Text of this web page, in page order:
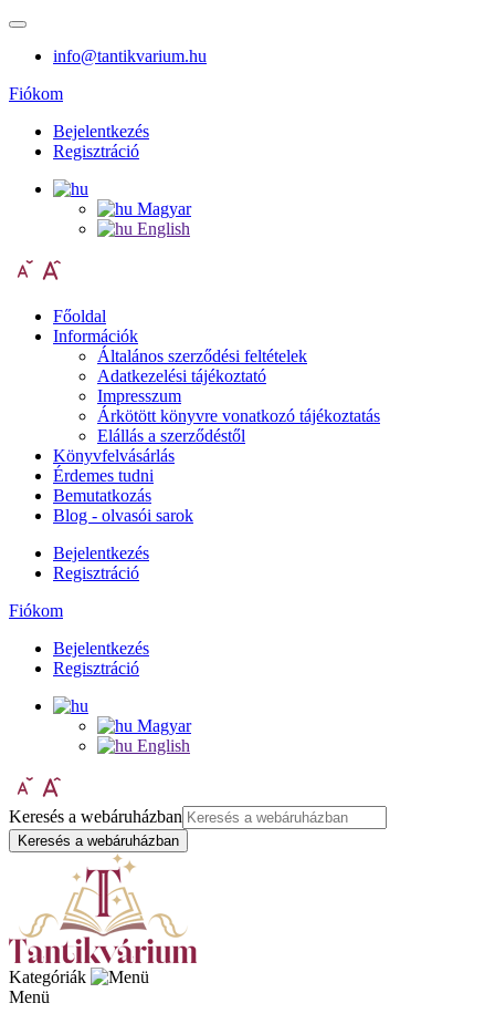
info@tantikvarium.hu
Fiókom
Bejelentkezés
Regisztráció
Magyar
English
Főoldal
Információk
Általános szerződési feltételek
Adatkezelési tájékoztató
Impresszum
Árkötött könyvre vonatkozó tájékoztatás
Elállás a szerződéstől
Könyvfelvásárlás
Érdemes tudni
Bemutatkozás
Blog - olvasói sarok
Bejelentkezés
Regisztráció
Fiókom
Bejelentkezés
Regisztráció
Magyar
English
Keresés a webáruházban
Keresés a webáruházban
Kategóriák
Menü